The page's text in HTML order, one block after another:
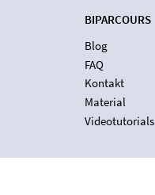
BIPARCOURS
Blog
FAQ
Kontakt
Material
Videotutorials